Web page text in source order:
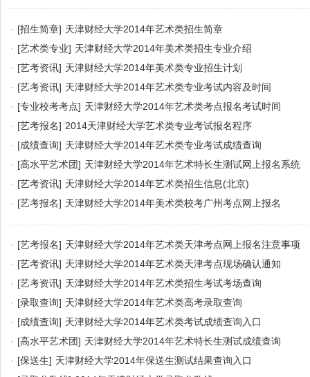
· [招生简章] 天津财经大学2014年艺术类招生简章
· [艺术类专业] 天津财经大学2014年美术类招生专业介绍
· [艺考资讯] 天津财经大学2014年美术类专业招生计划
· [艺考资讯] 天津财经大学2014年艺术类专业考试内容及时间
· [专业校考考点] 天津财经大学2014年艺术类考点报名考试时间
· [艺考报名] 2014天津财经大学艺术类专业考试报名程序
· [成绩查询] 天津财经大学2014年艺术类专业考试成绩查询
· [高水平艺术团] 天津财经大学2014年艺术特长生测试网上报名系统
· [艺考资讯] 天津财经大学2014年艺术类招生信息(北京)
· [艺考报名] 天津财经大学2014年美术类校考广州考点网上报名
· [艺考报名] 天津财经大学2014年艺术类天津考点网上报名注意事项
· [艺考资讯] 天津财经大学2014年艺术类天津考点现场确认通知
· [艺考资讯] 天津财经大学2014年艺术类招生考试考场查询
· [录取查询] 天津财经大学2014年艺术类高考录取查询
· [成绩查询] 天津财经大学2014年艺术类考试成绩查询入口
· [高水平艺术团] 天津财经大学2014年艺术特长生测试成绩查询
· [保送生] 天津财经大学2014年保送生测试结果查询入口